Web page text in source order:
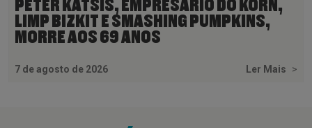
PETER KATSIS, EMPRESÁRIO DO KORN,
LIMP BIZKIT E SMASHING PUMPKINS,
MORRE AOS 69 ANOS
7 de agosto de 2026 Ler Mais >